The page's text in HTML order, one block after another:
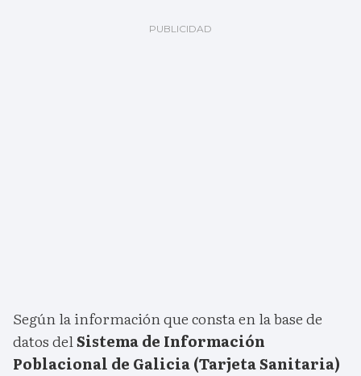
Según la información que consta en la base de
datos delSistema de Información
Poblacional de Galicia (Tarjeta Sanitaria)